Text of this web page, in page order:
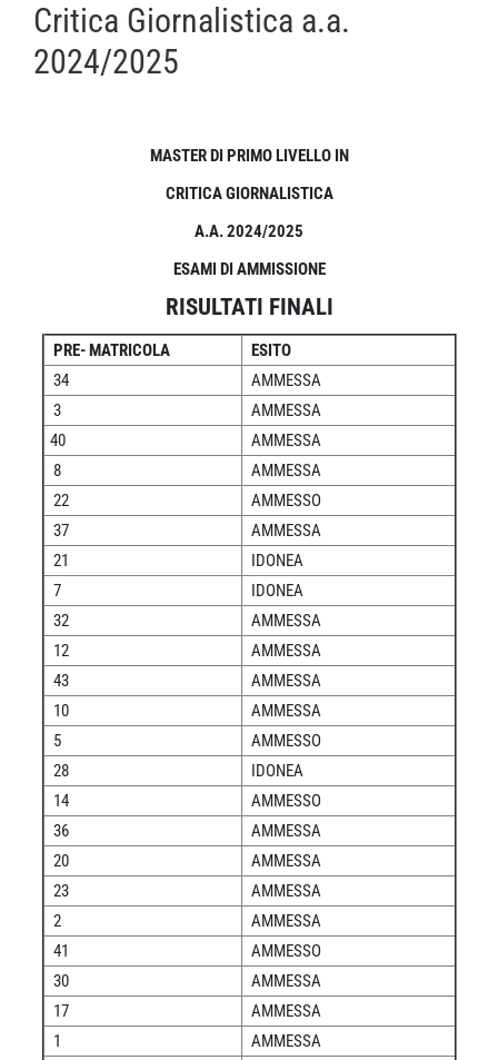
Critica Giornalistica a.a.
2024/2025
MASTER DI PRIMO LIVELLO IN
CRITICA GIORNALISTICA
A.A. 2024/2025
ESAMI DI AMMISSIONE
RISULTATI FINALI
PRE- MATRICOLA
ESITO
34
AMMESSA
3
AMMESSA
40
AMMESSA
8
AMMESSA
22
AMMESSO
37
AMMESSA
21
IDONEA
7
IDONEA
32
AMMESSA
12
AMMESSA
43
AMMESSA
10
AMMESSA
5
AMMESSO
28
IDONEA
14
AMMESSO
36
AMMESSA
20
AMMESSA
23
AMMESSA
2
AMMESSA
41
AMMESSO
30
AMMESSA
17
AMMESSA
1
AMMESSA